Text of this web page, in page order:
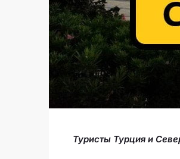
Туристы Турция и